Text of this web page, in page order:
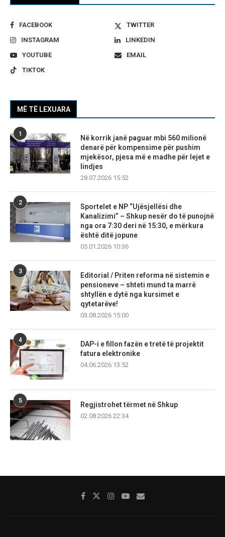
FACEBOOK
TWITTER
INSTAGRAM
LINKEDIN
YOUTUBE
EMAIL
TIKTOK
MË TË LEXUARA
1
Në korrik janë paguar mbi 560 milionë
denarë për kompensime për pushim
mjekësor, pjesa më e madhe për lejet e
lindjes
28.07.2026 15:52
2
Sportelet e NP “Ujësjellësi dhe
Kanalizimi” – Shkup nesër do të punojnë
nga ora 7:30 deri në 15:30, e mërkura
është ditë jopune
05.01.2026 10:36
3
Editorial / Priten reforma në sistemin e
pensioneve – shteti mund ta marrë
shtyllën e dytë nga kursimet e
qytetarëve!
03.08.2026 15:00
4
DAP-i e fillon fazën e tretë të projektit
fatura elektronike
04.06.2026 13:52
5
Regjistrohet tërmet në Shkup
02.08.2026 22:34